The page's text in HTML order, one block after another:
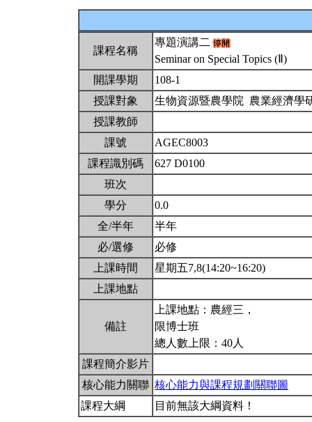
課程名稱
專題演講二
Seminar on Special Topics (Ⅱ)
開課學期
108-1
授課對象
生物資源暨農學院 農業經濟學
授課教師
課號
AGEC8003
課程識別碼
627 D0100
班次
學分
0.0
全/半年
半年
必/選修
必修
上課時間
星期五7,8(14:20~16:20)
上課地點
備註
上課地點：農經三，
限博士班
總人數上限：40人
課程簡介影片
核心能力關聯 核心能力與課程規劃關聯圖
課程大綱
目前無該大綱資料！